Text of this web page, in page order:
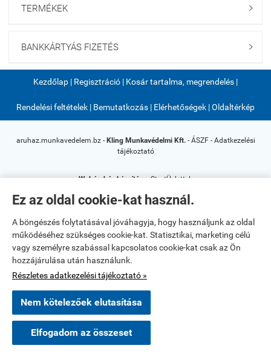
Ez az oldal cookie-kat használ.
A böngészés folytatásával jóváhagyja, hogy használjunk az oldal
működéséhez szükséges cookie-kat. Statisztikai, marketing célú
vagy személyre szabással kapcsolatos cookie-kat csak az Ön
hozzájárulása után használunk.
Részletes adatkezelési tájékoztató »
Nem kötelezőek elutasítása
Elfogadom az összeset
TERMÉKEK 
BANKKÁRTYÁS FIZETÉS 
Kezdőlap | Regisztráció | Kosár tartalma, megrendelés |
Rendelési feltételek | Bemutatkozás | Elérhetőségek |Oldaltérkép
aruhaz.munkavedelem.bz - Kling Munkavédelmi Kft.- ÁSZF- Adatkezelési
tájékoztató
Webáruház készítésa StartÜzlettel.